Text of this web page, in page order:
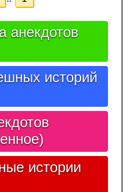
анекдотов
историй
истории